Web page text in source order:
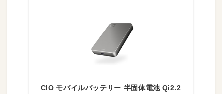
CIO モバイルバッテリー 半固体電池 Qi2.2